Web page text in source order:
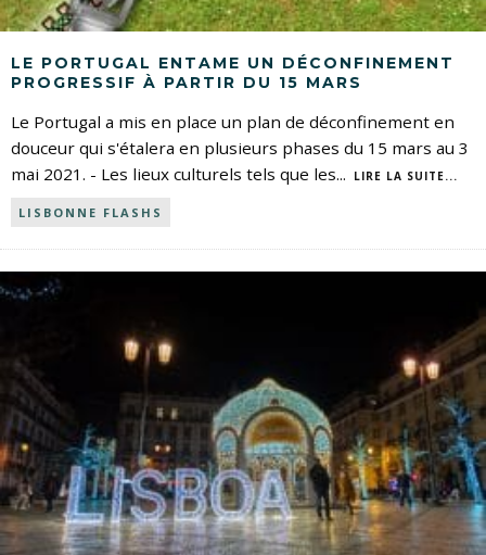
LE PORTUGAL ENTAME UN DÉCONFINEMENT
PROGRESSIF À PARTIR DU 15 MARS
Le Portugal a mis en place un plan de déconfinement en
douceur qui s'étalera en plusieurs phases du 15 mars au 3
mai 2021. - Les lieux culturels tels que les... LIRE LA SUITE...
LISBONNE FLASHS